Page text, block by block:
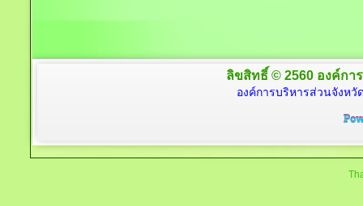
ลิขสิทธิ์ © 2560 องค์กา
องค์การบริหารส่วนจังหวั